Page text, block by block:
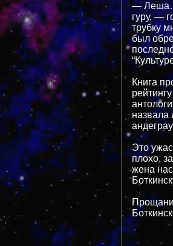
— Леша…
гуру, —
трубку
был
Книга
назвала
Это
плохо,
жена